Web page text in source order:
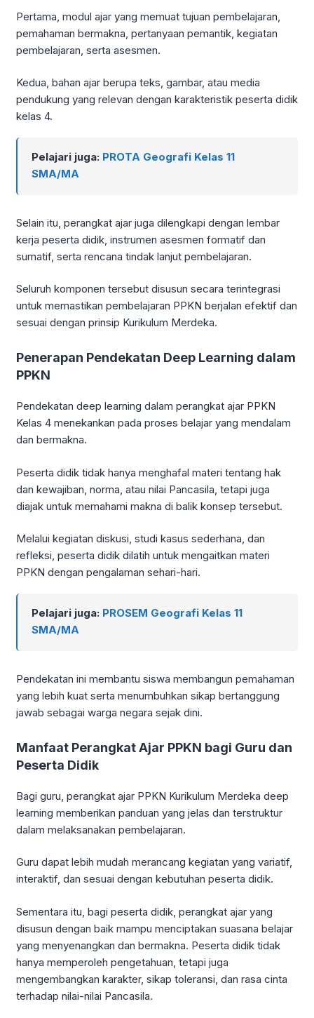
Pertama, modul ajar yang memuat tujuan pembelajaran,
pemahaman bermakna, pertanyaan pemantik, kegiatan
pembelajaran, serta asesmen.
Kedua, bahan ajar berupa teks, gambar, atau media
pendukung yang relevan dengan karakteristik peserta didik
kelas 4.
Pelajari juga: PROTA Geografi Kelas 11
SMA/MA
Selain itu, perangkat ajar juga dilengkapi dengan lembar
kerja peserta didik, instrumen asesmen formatif dan
sumatif, serta rencana tindak lanjut pembelajaran.
Seluruh komponen tersebut disusun secara terintegrasi
untuk memastikan pembelajaran PPKN berjalan efektif dan
sesuai dengan prinsip Kurikulum Merdeka.
Penerapan Pendekatan Deep Learning dalam
PPKN
Pendekatan deep learning dalam perangkat ajar PPKN
Kelas 4 menekankan pada proses belajar yang mendalam
dan bermakna.
Peserta didik tidak hanya menghafal materi tentang hak
dan kewajiban, norma, atau nilai Pancasila, tetapi juga
diajak untuk memahami makna di balik konsep tersebut.
Melalui kegiatan diskusi, studi kasus sederhana, dan
refleksi, peserta didik dilatih untuk mengaitkan materi
PPKN dengan pengalaman sehari-hari.
Pelajari juga: PROSEM Geografi Kelas 11
SMA/MA
Pendekatan ini membantu siswa membangun pemahaman
yang lebih kuat serta menumbuhkan sikap bertanggung
jawab sebagai warga negara sejak dini.
Manfaat Perangkat Ajar PPKN bagi Guru dan
Peserta Didik
Bagi guru, perangkat ajar PPKN Kurikulum Merdeka deep
learning memberikan panduan yang jelas dan terstruktur
dalam melaksanakan pembelajaran.
Guru dapat lebih mudah merancang kegiatan yang variatif,
interaktif, dan sesuai dengan kebutuhan peserta didik.
Sementara itu, bagi peserta didik, perangkat ajar yang
disusun dengan baik mampu menciptakan suasana belajar
yang menyenangkan dan bermakna. Peserta didik tidak
hanya memperoleh pengetahuan, tetapi juga
mengembangkan karakter, sikap toleransi, dan rasa cinta
terhadap nilai-nilai Pancasila.